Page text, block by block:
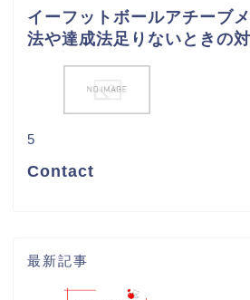
イーフットボールアチーブ
法や達成法足りないときの
5
Contact
最新記事